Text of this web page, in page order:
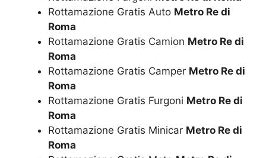
Rottamazione Gratis Auto Metro Re di
Roma
Rottamazione Gratis Camion Metro Re di
Roma
Rottamazione Gratis Camper Metro Re di
Roma
Rottamazione Gratis Furgoni Metro Re di
Roma
Rottamazione Gratis Minicar Metro Re di
Roma